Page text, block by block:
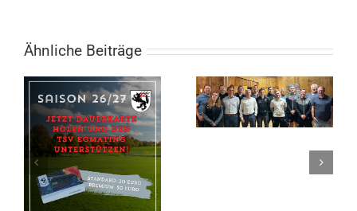
Ähnliche Beiträge
Neuer Vorstand
der
Fußballabteilung